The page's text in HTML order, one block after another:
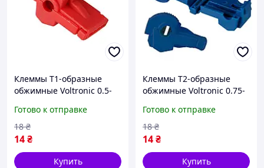
Клеммы T1-образные
обжимные Voltronic 0.5-
шт IP20 УХЛ3.1 buzyna
Готово к отправке
14₴
18 ₴
Купить
Клеммы T2-образные
обжимные Voltronic 0.75-
шт IP20 УХЛ3.1 buzyna
Готово к отправке
14₴
18 ₴
Купить